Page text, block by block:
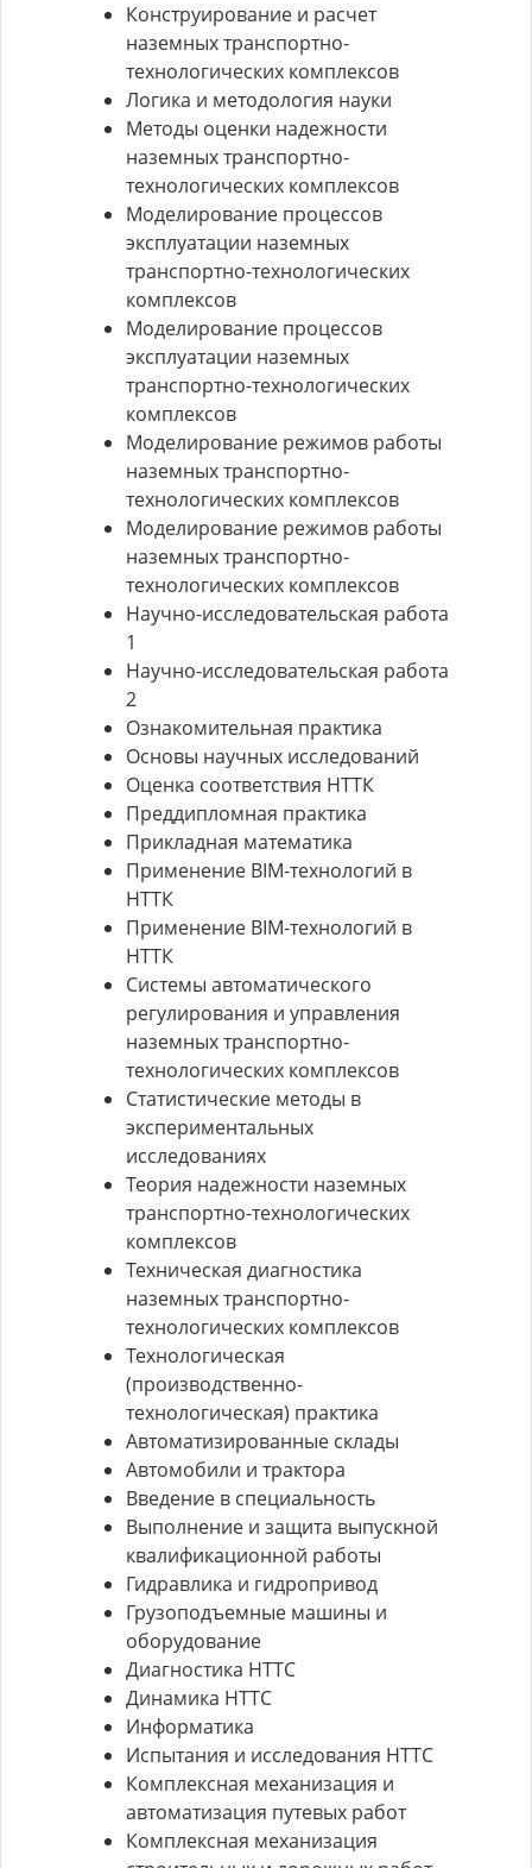
Конструирование и расчет
наземных транспортно-
технологических комплексов
Логика и методология науки
Методы оценки надежности
наземных транспортно-
технологических комплексов
Моделирование процессов
эксплуатации наземных
транспортно-технологических
комплексов
Моделирование процессов
эксплуатации наземных
транспортно-технологических
комплексов
Моделирование режимов работы
наземных транспортно-
технологических комплексов
Моделирование режимов работы
наземных транспортно-
технологических комплексов
Научно-исследовательская работа
1
Научно-исследовательская работа
2
Ознакомительная практика
Основы научных исследований
Оценка соответствия НТТК
Преддипломная практика
Прикладная математика
Применение BIM-технологий в
НТТК
Применение BIM-технологий в
НТТК
Системы автоматического
регулирования и управления
наземных транспортно-
технологических комплексов
Статистические методы в
экспериментальных
исследованиях
Теория надежности наземных
транспортно-технологических
комплексов
Техническая диагностика
наземных транспортно-
технологических комплексов
Технологическая
(производственно-
технологическая) практика
Автоматизированные склады
Автомобили и трактора
Введение в специальность
Выполнение и защита выпускной
квалификационной работы
Гидравлика и гидропривод
Грузоподъемные машины и
оборудование
Диагностика НТТС
Динамика НТТС
Информатика
Испытания и исследования НТТС
Комплексная механизация и
автоматизация путевых работ
Комплексная механизация